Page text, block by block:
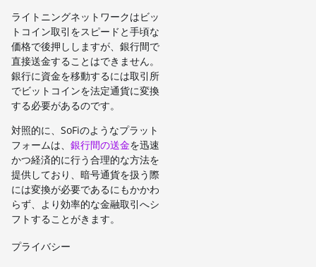
ライトニングネットワークはビッ
トコイン取引をスピードと手頃な
価格で後押ししますが、銀行間で
直接送金することはできません。
銀行に資金を移動するには取引所
でビットコインを法定通貨に変換
する必要があるのです。
対照的に、SoFiのようなプラット
フォームは、 銀行間の送金を迅速
かつ経済的に行う合理的な方法を
提供しており、暗号通貨を扱う際
には変換が必要であるにもかかわ
らず、より効率的な金融取引へシ
フトすることがきます。
プライバシー